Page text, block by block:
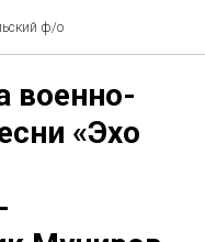
ф/о
военно-
«Эхо